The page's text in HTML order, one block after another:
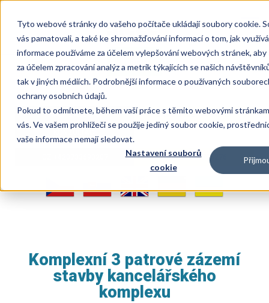
Tyto webové stránky do vašeho počítače ukládají soubory cookie.
vás pamatovali, a také ke shromažďování informací o tom, jak
informace používáme za účelem vylepšování webových stránek,
za účelem zpracování analýz a metrik týkajících se našich
tak v jiných médiích. Podrobnější informace o používaných
ochrany osobních údajů.
Pokud to odmítnete, během vaší práce s těmito webovými
vás. Ve vašem prohlížeči se použije jediný soubor cookie,
vaše informace nemají sledovat.
Nastavení souborů
cookie
hlavnímu
obsahu
MÁM ZÁJEM O ZAVOLÁME VÁM ZPĚT
SK +421911705276
Komplexní 3 patrové zázemí
stavby kancelářského
komplexu